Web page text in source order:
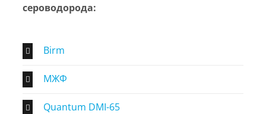
сероводорода:
Birm
МЖФ
Quantum DMI-65